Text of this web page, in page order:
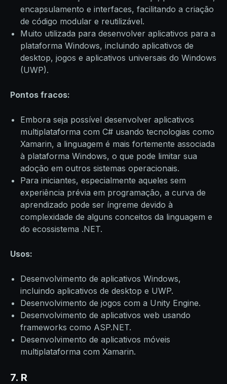
encapsulamento e interfaces, facilitando a criação
de código modular e reutilizável.
Muito utilizada para desenvolver aplicativos para a
plataforma Windows, incluindo aplicativos de
desktop, jogos e aplicativos universais do Windows
(UWP).
Pontos fracos:
Embora seja possível desenvolver aplicativos
multiplataforma com C# usando tecnologias como
Xamarin, a linguagem é mais fortemente associada
à plataforma Windows, o que pode limitar sua
adoção em outros sistemas operacionais.
Para iniciantes, especialmente aqueles sem
experiência prévia em programação, a curva de
aprendizado pode ser íngreme devido à
complexidade de alguns conceitos da linguagem e
do ecossistema .NET.
Usos:
Desenvolvimento de aplicativos Windows,
incluindo aplicativos de desktop e UWP.
Desenvolvimento de jogos com a Unity Engine.
Desenvolvimento de aplicativos web usando
frameworks como ASP.NET.
Desenvolvimento de aplicativos móveis
multiplataforma com Xamarin.
7. R